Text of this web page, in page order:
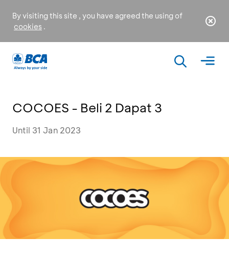
By visiting this site , you have agreed the using of
cookies .
COCOES - Beli 2 Dapat 3
Until 31 Jan 2023